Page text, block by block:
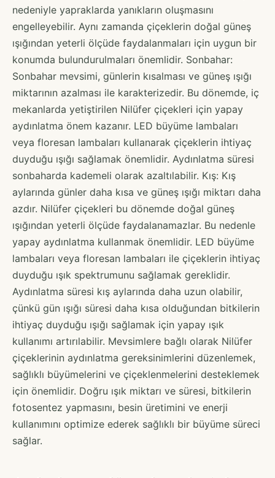
nedeniyle yapraklarda yanıkların oluşmasını
engelleyebilir. Aynı zamanda çiçeklerin doğal güneş
ışığından yeterli ölçüde faydalanmaları için uygun bir
konumda bulundurulmaları önemlidir. Sonbahar:
Sonbahar mevsimi, günlerin kısalması ve güneş ışığı
miktarının azalması ile karakterizedir. Bu dönemde, iç
mekanlarda yetiştirilen Nilüfer çiçekleri için yapay
aydınlatma önem kazanır. LED büyüme lambaları
veya floresan lambaları kullanarak çiçeklerin ihtiyaç
duyduğu ışığı sağlamak önemlidir. Aydınlatma süresi
sonbaharda kademeli olarak azaltılabilir. Kış: Kış
aylarında günler daha kısa ve güneş ışığı miktarı daha
azdır. Nilüfer çiçekleri bu dönemde doğal güneş
ışığından yeterli ölçüde faydalanamazlar. Bu nedenle
yapay aydınlatma kullanmak önemlidir. LED büyüme
lambaları veya floresan lambaları ile çiçeklerin ihtiyaç
duyduğu ışık spektrumunu sağlamak gereklidir.
Aydınlatma süresi kış aylarında daha uzun olabilir,
çünkü gün ışığı süresi daha kısa olduğundan bitkilerin
ihtiyaç duyduğu ışığı sağlamak için yapay ışık
kullanımı artırılabilir. Mevsimlere bağlı olarak Nilüfer
çiçeklerinin aydınlatma gereksinimlerini düzenlemek,
sağlıklı büyümelerini ve çiçeklenmelerini desteklemek
için önemlidir. Doğru ışık miktarı ve süresi, bitkilerin
fotosentez yapmasını, besin üretimini ve enerji
kullanımını optimize ederek sağlıklı bir büyüme süreci
sağlar.